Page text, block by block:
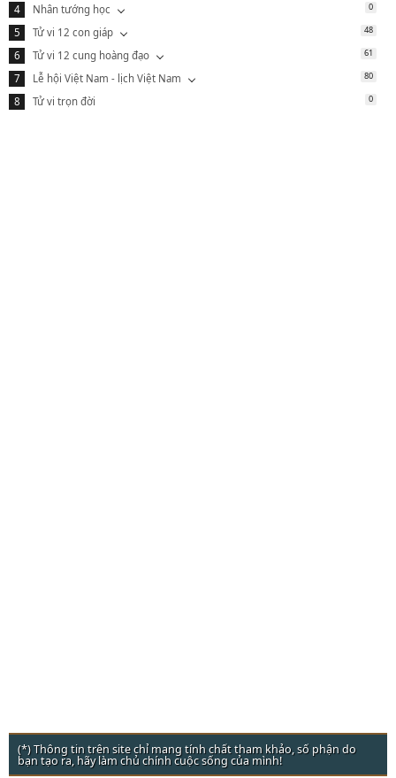
Nhân tướng học 0
Tử vi 12 con giáp 48
Tử vi 12 cung hoàng đạo 61
Lễ hội Việt Nam - lịch Việt Nam 80
Tử vi trọn đời 0
(*) Thông tin trên site chỉ mang tính chất tham khảo, số phận do
bạn tạo ra, hãy làm chủ chính cuộc sống của mình!